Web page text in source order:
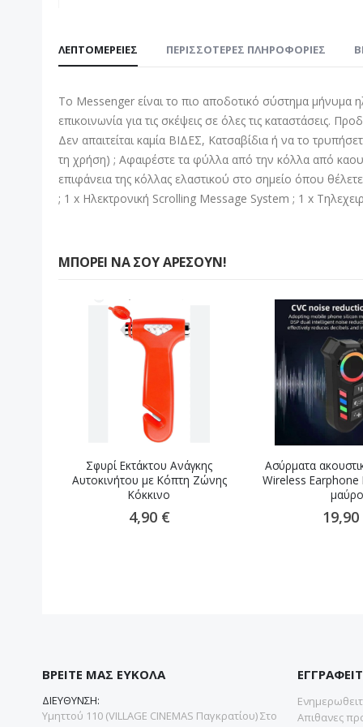
αρχή
συλλογής
ΛΕΠΤΟΜΈΡΕΙΕΣ
Το Messenger είναι το πιο αποδοτικό σύστημα μήνυμα
επικοινωνία για τις σκέψεις σε όλες τις καταστάσεις.
Δεν απαιτείται καμία ΒΙΔΕΣ, Κατσαβίδια ή να το
τη χρήση) ; Αφαιρέστε τα φύλλα από την κόλλα από
επιφάνεια της κόλλας ελαστικού στο σημείο όπου
; 1 x Ηλεκτρονική Scrolling Message System ; 1 x
ΠΕΡΙΣΣΌΤΕΡΕΣ ΠΛΗΡΟΦΟΡΊΕΣ
ΜΠΟΡΕΊ ΝΑ ΣΟΥ ΑΡΈΣΟΥΝ!
Σφυρί Εκτάκτου Ανάγκης
Αυτοκινήτου με Κόπτη Ζώνης
Κόκκινο
4,90 €
Ασύρματα
Wireless Earphone
μαύρο
19,90
ΒΡΕΙΤΕ ΜΑΣ ΕΥΚΟΛΑ
ΔΙΕΥΘΥΝΣΗ:
Υμηττού 110 (VILLAGE CINEMAS Παγκρατίου) Στο
Απιθανες